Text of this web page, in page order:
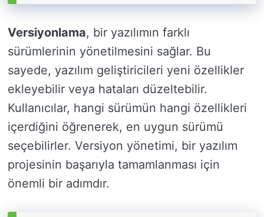
Versiyonlama, bir yazılımın farklı
sürümlerinin yönetilmesini sağlar. Bu
sayede, yazılım geliştiricileri yeni özellikler
ekleyebilir veya hataları düzeltebilir.
Kullanıcılar, hangi sürümün hangi özellikleri
içerdiğini öğrenerek, en uygun sürümü
seçebilirler. Versiyon yönetimi, bir yazılım
projesinin başarıyla tamamlanması için
önemli bir adımdır.